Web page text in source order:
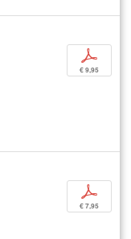
p
€ 9,95
p
€ 7,95